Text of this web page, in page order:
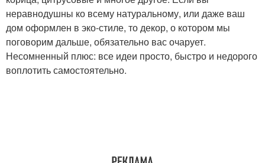
неравнодушны ко всему натуральному, или даже ваш
дом оформлен в эко-стиле, то декор, о котором мы
поговорим дальше, обязательно вас очарует.
Несомненный плюс: все идеи просто, быстро и недорого
воплотить самостоятельно.